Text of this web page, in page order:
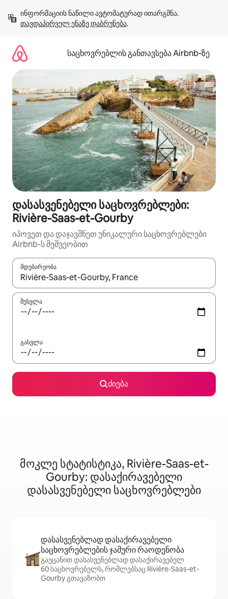
გადასვლა
თავდაპირველ ენაზე დაბრუნება.
საცხოვრებლის განთავსება Airbnb‑ზე
დასასვენებელი საცხოვრებლები:
Rivière-Saas-et-Gourby
იპოვეთ და დაჯავშნეთ უნიკალური საცხოვრებლები
Airbnb-ს მეშვეობით
მდებარეობა
როცა შედეგები ხელმისაწვდომი გახდება, ნავიგაციისთვის
შესვლა
გასვლა
ძიება
მოკლე სტატისტიკა, Rivière-Saas-et-
Gourby: დასაქირავებელი
დასასვენებელი საცხოვრებლები
დასასვენებლად დასაქირავებელი
საცხოვრებლების ჯამური რაოდენობა
გაეცანით დასასვენებლად დასაქირავებელ
60 საცხოვრებელს, რომლებსაც Rivière-Saas-et-
Gourby გთავაზობთ